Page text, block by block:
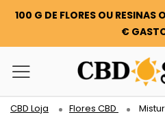
100 G DE FLORES OU RESINAS
€
CBD Loja Flores CBD